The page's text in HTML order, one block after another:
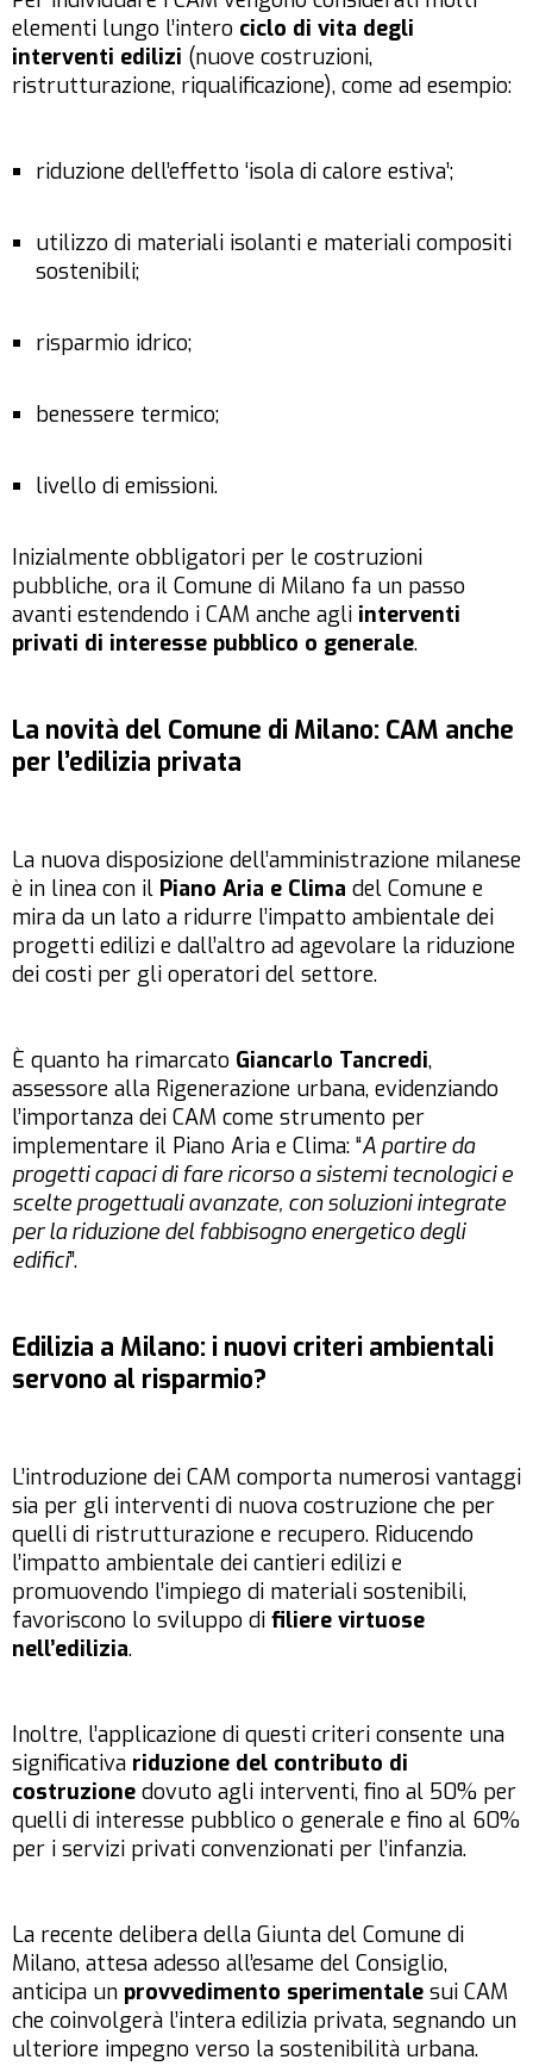
elementi lungo l’intero ciclo di vita degli
interventi edilizi (nuove costruzioni,
ristrutturazione, riqualificazione), come ad esempio:
riduzione dell’effetto ‘isola di calore estiva’;
utilizzo di materiali isolanti e materiali compositi
sostenibili;
risparmio idrico;
benessere termico;
livello di emissioni.
Inizialmente obbligatori per le costruzioni
pubbliche, ora il Comune di Milano fa un passo
avanti estendendo i CAM anche agli interventi
privati di interesse pubblico o generale.
La novità del Comune di Milano: CAM anche
per l’edilizia privata
La nuova disposizione dell’amministrazione milanese
è in linea con il Piano Aria e Clima del Comune e
mira da un lato a ridurre l’impatto ambientale dei
progetti edilizi e dall’altro ad agevolare la riduzione
dei costi per gli operatori del settore.
È quanto ha rimarcato Giancarlo Tancredi,
assessore alla Rigenerazione urbana, evidenziando
l’importanza dei CAM come strumento per
implementare il Piano Aria e Clima: “A partire da
progetti capaci di fare ricorso a sistemi tecnologici e
scelte progettuali avanzate, con soluzioni integrate
per la riduzione del fabbisogno energetico degli
edifici”.
Edilizia a Milano: i nuovi criteri ambientali
servono al risparmio?
L’introduzione dei CAM comporta numerosi vantaggi
sia per gli interventi di nuova costruzione che per
quelli di ristrutturazione e recupero. Riducendo
l’impatto ambientale dei cantieri edilizi e
promuovendo l’impiego di materiali sostenibili,
favoriscono lo sviluppo di filiere virtuose
nell’edilizia.
Inoltre, l’applicazione di questi criteri consente una
significativa riduzione del contributo di
costruzione dovuto agli interventi, fino al 50% per
quelli di interesse pubblico o generale e fino al 60%
per i servizi privati convenzionati per l’infanzia.
La recente delibera della Giunta del Comune di
Milano, attesa adesso all’esame del Consiglio,
anticipa un provvedimento sperimentale sui CAM
che coinvolgerà l’intera edilizia privata, segnando un
ulteriore impegno verso la sostenibilità urbana.